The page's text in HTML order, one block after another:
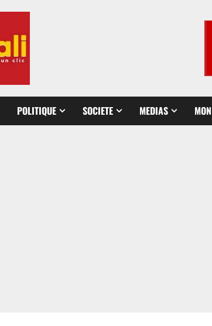
POLITIQUE SOCIETE MEDIAS